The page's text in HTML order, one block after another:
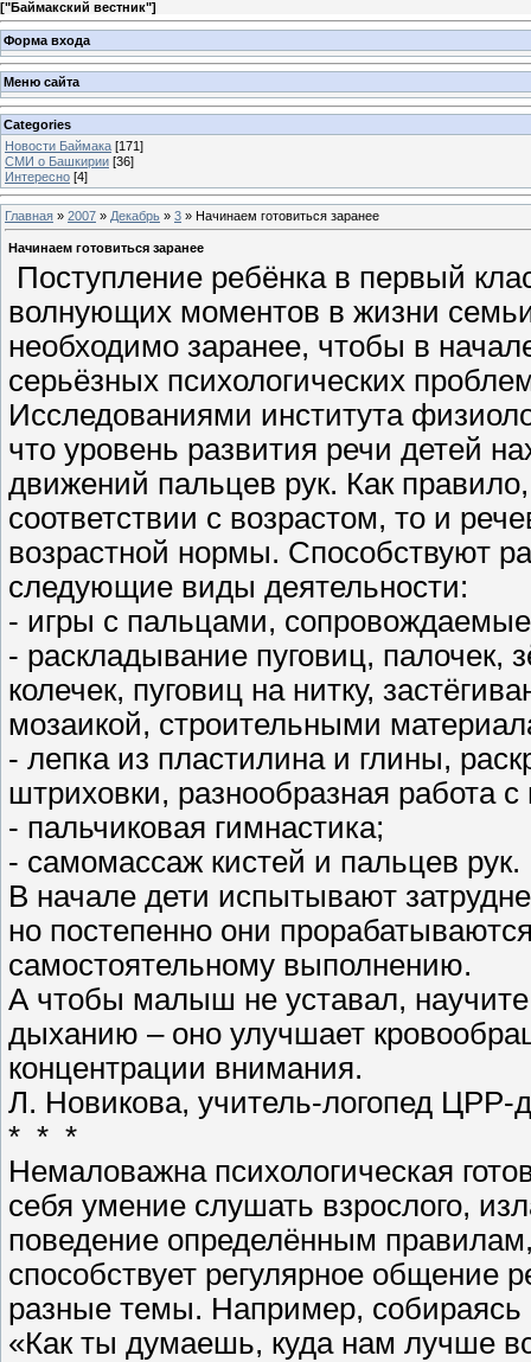
["Баймакский вестник"]
Форма входа
Меню сайта
Categories
Новости Баймака [171]
СМИ о Башкирии [36]
Интересно [4]
Главная » 2007 » Декабрь » 3 » Начинаем готовиться заранее
Начинаем готовиться заранее
Поступление ребёнка в первый
волнующих моментов в жизни
необходимо заранее, чтобы в
серьёзных психологических
Исследованиями института
что уровень развития речи детей
движений пальцев рук. Как
соответствии с возрастом, то и
возрастной нормы. Способствуют
следующие виды деятельности:
- игры с пальцами,
- раскладывание пуговиц, палочек,
колечек, пуговиц на нитку,
мозаикой, строительными
- лепка из пластилина и глины,
штриховки, разнообразная работа
- пальчиковая гимнастика;
- самомассаж кистей и пальцев рук.
В начале дети испытывают
но постепенно они
самостоятельному выполнению.
А чтобы малыш не уставал,
дыханию – оно улучшает
концентрации внимания.
Л. Новикова, учитель-логопед ЦРР-
* * *
Немаловажна психологическая
себя умение слушать взрослого,
поведение определённым
способствует регулярное общение
разные темы. Например, собираясь
«Как ты думаешь, куда нам лучше